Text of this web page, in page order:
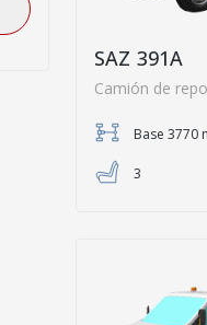
SAZ 391A
Camión de
Base 3770
3